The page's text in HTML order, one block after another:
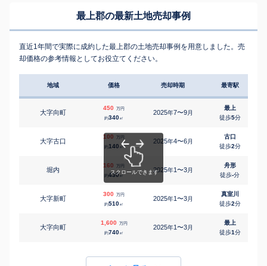
最上郡の最新土地売却事例
直近1年間で実際に成約した最上郡の土地売却事例を用意しました。売
却価格の参考情報としてお役立てください。
地域 価格 売却時期 最寄駅
大字向町
450 万円
約340㎡
2025年7〜9月
最上
徒歩5分
大字古口
100 万円
約140 ㎡
2025年4〜6月
古口
徒歩2分
堀内
160 万円
約430㎡
2025年1〜3月
舟形
徒歩-分
大字新町
300 万円
約510㎡
2025年1〜3月
真室川
徒歩2分
大字向町
1,600 万円
約740㎡
2025年1〜3月
最上
徒歩1分